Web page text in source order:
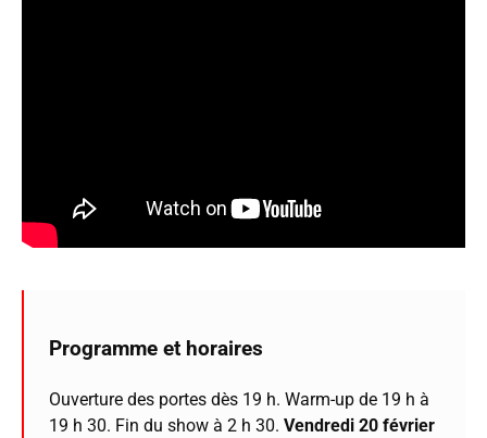
Programme et horaires
Ouverture des portes dès 19 h. Warm-up de 19 h à
19 h 30. Fin du show à 2 h 30. Vendredi 20 février